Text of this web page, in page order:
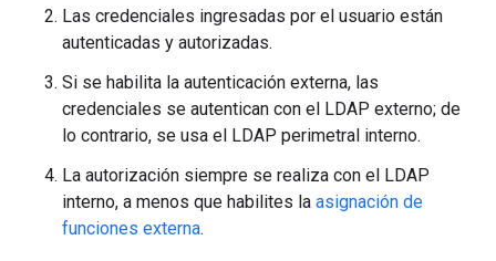
Las credenciales ingresadas por el usuario están
autenticadas y autorizadas.
Si se habilita la autenticación externa, las
credenciales se autentican con el LDAP externo; de
lo contrario, se usa el LDAP perimetral interno.
La autorización siempre se realiza con el LDAP
interno, a menos que habilites la asignación de
funciones externa.